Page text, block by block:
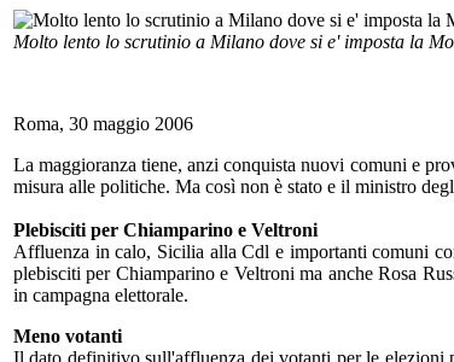
Molto lento lo scrutinio a Milano dove si e' imposta la
Roma, 30 maggio 2006
La maggioranza tiene, anzi conquista nuovi comuni e
misura alle politiche. Ma così non è stato e il ministro
Plebisciti per Chiamparino e Veltroni
Affluenza in calo, Sicilia alla Cdl e importanti comuni
plebisciti per Chiamparino e Veltroni ma anche Rosa
in campagna elettorale.
Meno votanti